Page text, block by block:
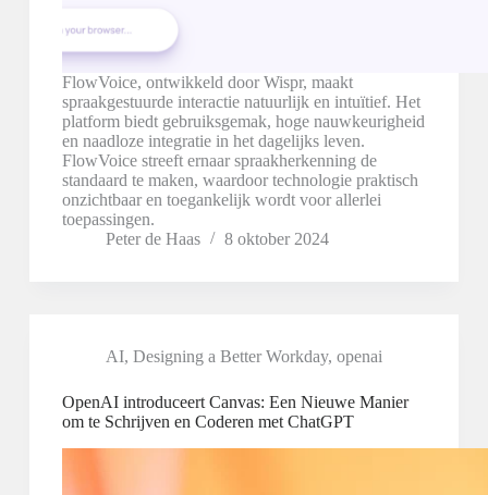
FlowVoice, ontwikkeld door Wispr, maakt
spraakgestuurde interactie natuurlijk en intuïtief. Het
platform biedt gebruiksgemak, hoge nauwkeurigheid
en naadloze integratie in het dagelijks leven.
FlowVoice streeft ernaar spraakherkenning de
standaard te maken, waardoor technologie praktisch
onzichtbaar en toegankelijk wordt voor allerlei
toepassingen.
Peter de Haas
8 oktober 2024
AI, Designing a Better Workday, openai
OpenAI introduceert Canvas: Een Nieuwe Manier
om te Schrijven en Coderen met ChatGPT